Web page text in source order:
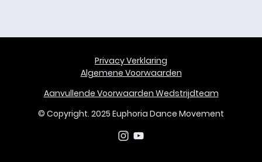
Privacy Verklaring
Algemene Voorwaarden
Aanvullende Voorwaarden Wedstrijdteam
© Copyright. 2025 Euphoria Dance Movement